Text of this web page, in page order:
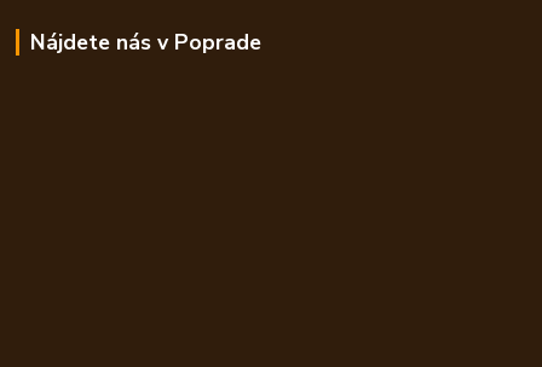
Nájdete nás v Poprade